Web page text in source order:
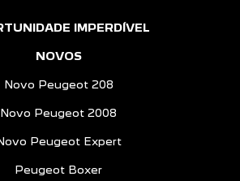
IMPERDÍVEL
NOVOS
Novo Peugeot 208
Novo Peugeot 2008
Peugeot Expert
Peugeot Boxer